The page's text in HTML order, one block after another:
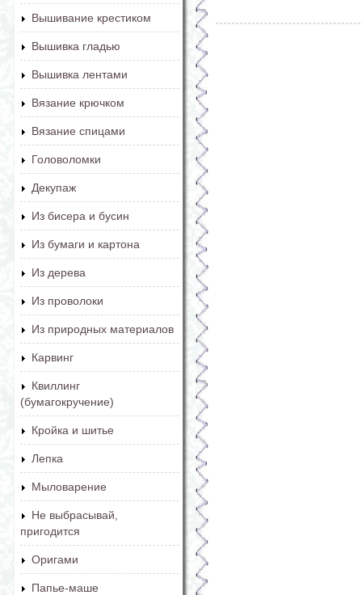
Вышивание крестиком
Вышивка гладью
Вышивка лентами
Вязание крючком
Вязание спицами
Головоломки
Декупаж
Из бисера и бусин
Из бумаги и картона
Из дерева
Из проволоки
Из природных материалов
Карвинг
Квиллинг
(бумагокручение)
Кройка и шитье
Лепка
Мыловарение
Не выбрасывай,
пригодится
Оригами
Папье-маше